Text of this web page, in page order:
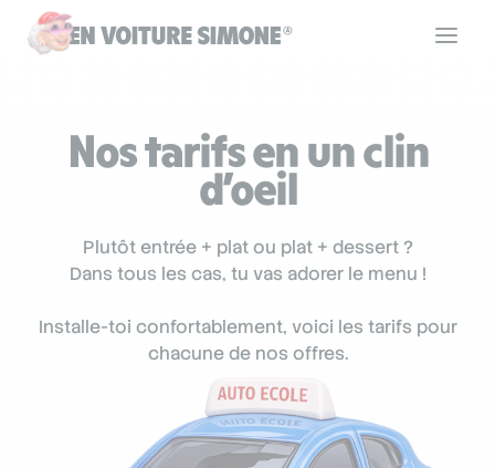
Allô Simone
Se connecter
Nos tarifs en un clin
d’oeil
Plutôt entrée + plat ou plat + dessert ?
Dans tous les cas, tu vas adorer le menu !
Installe-toi confortablement, voici les tarifs pour
chacune de nos offres.